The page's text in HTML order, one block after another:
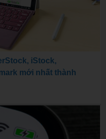
iStock,
mới nhất thành